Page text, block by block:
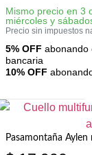
Mismo precio en 3
miércoles y
Precio sin impuestos
5% OFF abonando
bancaria
10% OFF
Pasamontaña Aylen